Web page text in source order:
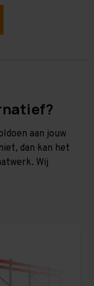
aan jouw
dan kan het
Wij